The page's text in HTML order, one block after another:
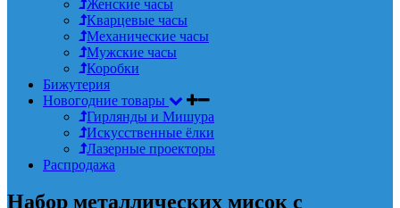
Женские часы
Кварцевые часы
Механические часы
Мужские часы
Коробки
Бижутерия
Новогодние товары
Гирлянды и Мишура
Искусственные ёлки
Лазерные проекторы
Распродажа
Набор металлических мисок с